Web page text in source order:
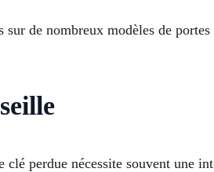
de nombreux modèles de portes
perdue nécessite souvent une